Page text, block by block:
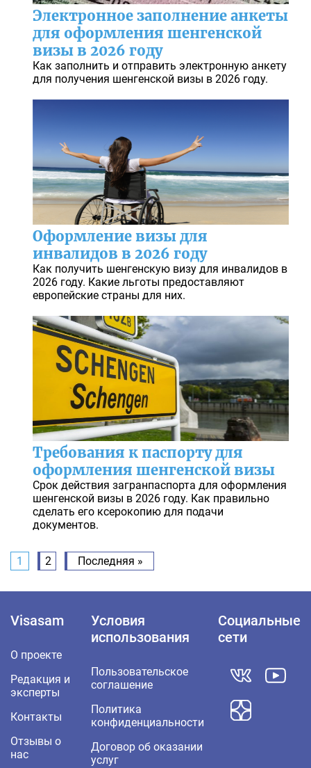
Электронное заполнение анкеты
для оформления шенгенской
визы в 2026 году
Как заполнить и отправить электронную анкету
для получения шенгенской визы в 2026 году.
Оформление визы для
инвалидов в 2026 году
Как получить шенгенскую визу для инвалидов в
2026 году. Какие льготы предоставляют
европейские страны для них.
Требования к паспорту для
оформления шенгенской визы
Срок действия загранпаспорта для оформления
шенгенской визы в 2026 году. Как правильно
сделать его ксерокопию для подачи
документов.
1 2 Последняя »
Visasam
О проекте
Редакция и
эксперты
Контакты
Отзывы о
нас
Условия
использования
Пользовательское
соглашение
Политика
конфиденциальности
Договор об оказании
услуг
Социальные
сети